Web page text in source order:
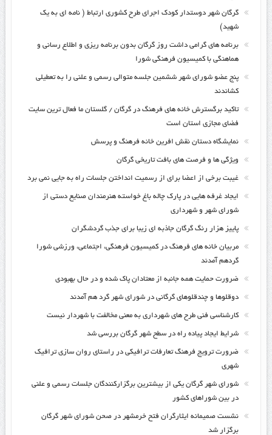
گرگان شهر دوستدار کودک اجرای طرح کشوری ارتباط ( نامه ای به یک
شهید)
برنامه های گرامی داشت روز گرگان بدون برنامه ریزی و اطلاع رسانی و
هماهنگی با کمیسیون فرهنگی شورا
پنج عضو شورای شهر ششمین جلسه متوالی رسمی و علنی را به تعطیلی
کشاندند
تاکید برگسترش خانه های فرهنگ در گرگان / گلستان ما فعال ترین سایت
فضای مجازی استان است
نمایشگاه دستان نقش افرین خانه فرهنگ و پرسش
ویژگی ها و فرصت های بافت تاریخی گرگان
غیبت برخی از اعضا برای از رسمیت انداختن جلسات راه به جایی نمی برد
ایجاد غرفه هایی در پارک چاله باغ خواسته هنرمندان صنایع دستی از
شورای شهر و شهرداری
پاییز هزار رنگ گرگان جاذبه ای زیبا برای جذب گردشگران
مربیان خانه های فرهنگ در کمیسیون فرهنگی، اجتماعی، ورزشی شورا
گردهم آمدند
ضرورت حمایت همه جانبه از معتادان پاک شده و در حال بهبودی
دوقلوها و چندقلوهای گرگانی در شورای شهر گرد هم آمدند
کارشناسی فنی طرح های شهرداری به معنی مخالفت با شهردار نیست
شرایط ایجاد پیاده راه در سطح شهر گرگان بررسی شد
ضرورت ترویج فرهنگ تعارفات ترافیکی در راستای روان سازی ترافیک
شهری
شورای شهر گرگان یکی از بیشترین برگزارکنندگان جلسات رسمی و علنی
در بین شوراهای کشور
نشست صمیمانه ایثارگران فتح خرمشهر در صحن شورای شهر گرگان
برگزار شد